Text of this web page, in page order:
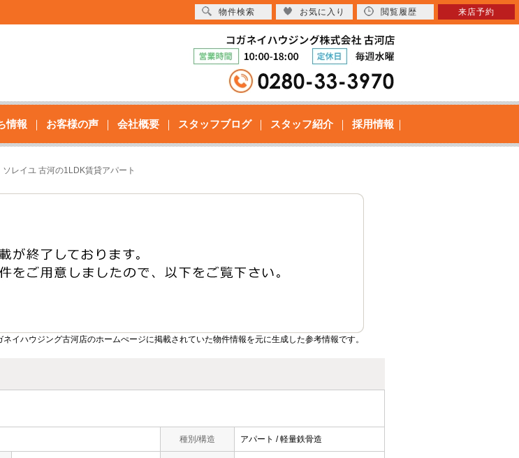
情報 お客様の声 会社概要 スタッフブログ スタッフ紹介 採用情報
ソレイユ 古河の1LDK賃貸アパート
ハウジング古河店のホームぺージに掲載されていた物件情報を元に生成した参考情報です。
種別/構造 アパート / 軽量鉄骨造
物件検索 お気に入り 閲覧履歴 来店予約